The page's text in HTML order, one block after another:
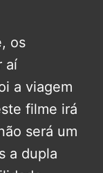
os
aí
a viagem
filme irá
será um
a dupla